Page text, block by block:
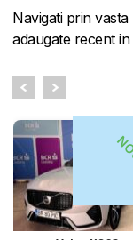
Navigati prin
adaugate recent